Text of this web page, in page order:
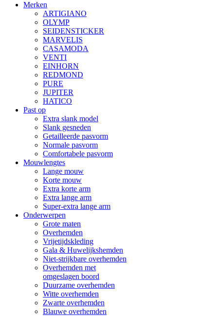
Merken
ARTIGIANO
OLYMP
SEIDENSTICKER
MARVELIS
CASAMODA
VENTI
EINHORN
REDMOND
PURE
JUPITER
HATICO
Past op
Extra slank model
Slank gesneden
Getailleerde pasvorm
Normale pasvorm
Comfortabele pasvorm
Mouwlengtes
Lange mouw
Korte mouw
Extra korte arm
Extra lange arm
Super-extra lange arm
Onderwerpen
Grote maten
Overhemden
Vrijetijdskleding
Gala & Huwelijkshemden
Niet-strijkbare overhemden
Overhemden met
omgeslagen boord
Duurzame overhemden
Witte overhemden
Zwarte overhemden
Blauwe overhemden